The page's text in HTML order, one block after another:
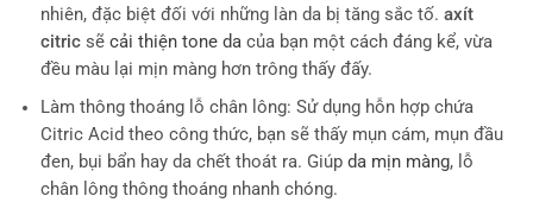
nhiên, đặc biệt đối với những làn da bị tăng sắc tố. axít
citricsẽ cải thiện tone dacủa bạn một cách đáng kể, vừa
đều màu lại mịn màng hơn trông thấy đấy.
Làm thông thoáng lỗ chân lông: Sử dụng hỗn hợp chứa
Citric Acid theo công thức, bạn sẽ thấy mụn cám, mụn đầu
đen, bụi bẩn hay da chết thoát ra. Giúp da mịn màng, lỗ
chân lông thông thoáng nhanh chóng.